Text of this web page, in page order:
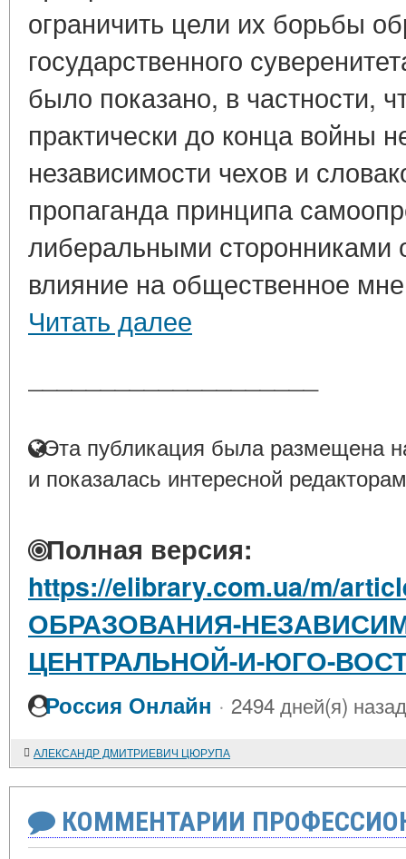
ограничить цели их борьбы
государственного
было показано, в частности,
практически до конца войны
независимости чехов и
пропаганда принципа
либеральными сторонниками
влияние на общественное
Читать далее
Эта публикация была размещена
и показалась интересной
Полная версия:
https://elibrary.com.ua/m/
ОБРАЗОВАНИЯ-
ЦЕНТРАЛЬНОЙ-И-ЮГО-
Россия Онлайн · 2494 дней(я) назад
АЛЕКСАНДР ДМИТРИЕВИЧ ЦЮРУПА
КОММЕНТАРИИ